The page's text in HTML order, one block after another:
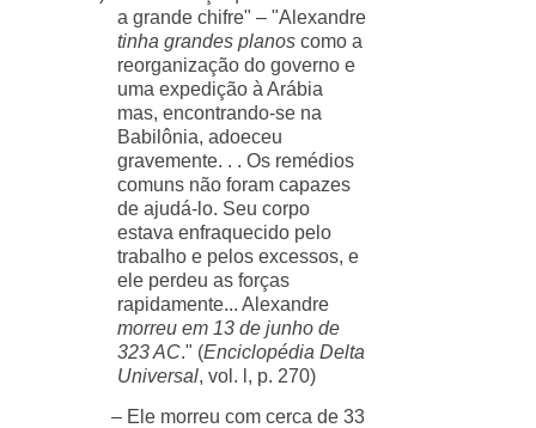
a grande chifre" – "Alexandre
tinha grandes planos como a
reorganização do governo e
uma expedição à Arábia
mas, encontrando-se na
Babilônia, adoeceu
gravemente. . . Os remédios
comuns não foram capazes
de ajudá-lo. Seu corpo
estava enfraquecido pelo
trabalho e pelos excessos, e
ele perdeu as forças
rapidamente... Alexandre
morreu em 13 de junho de
323 AC." (Enciclopédia Delta
Universal, vol. l, p. 270)
– Ele morreu com cerca de 33